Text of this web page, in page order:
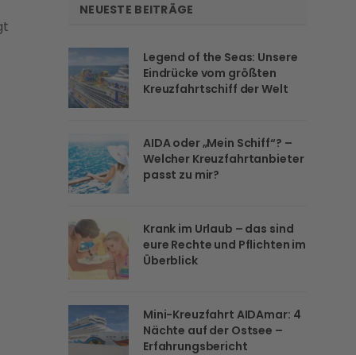
NEUESTE BEITRÄGE
Legend of the Seas: Unsere
Eindrücke vom größten
Kreuzfahrtschiff der Welt
AIDA oder „Mein Schiff“? –
Welcher Kreuzfahrtanbieter
passt zu mir?
Krank im Urlaub – das sind
eure Rechte und Pflichten im
Überblick
Mini-Kreuzfahrt AIDAmar: 4
Nächte auf der Ostsee –
Erfahrungsbericht